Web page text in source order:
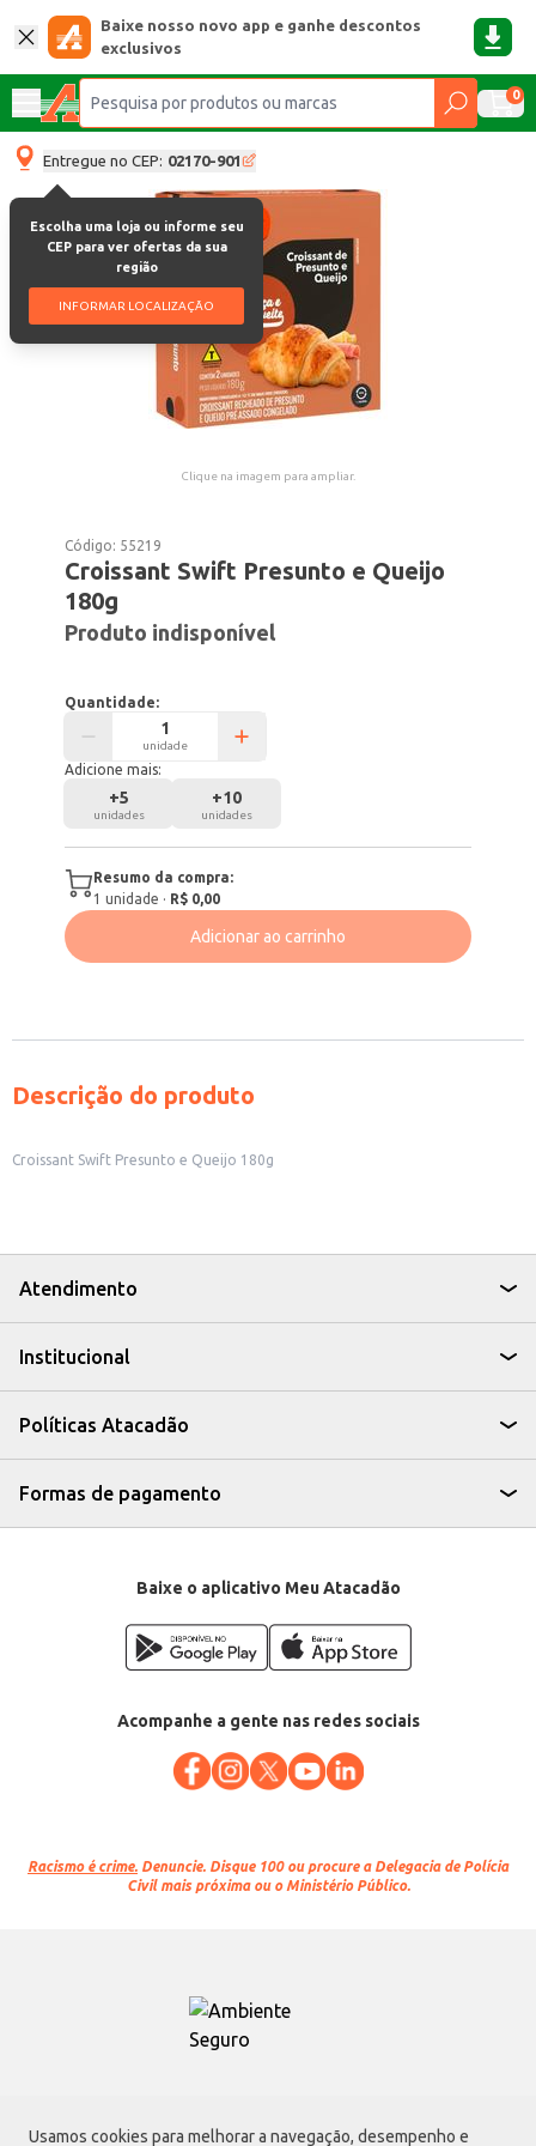
Usamos cookies para melhorar a navegação, desempenho e
Baixe nosso novo app e ganhe descontos
exclusivos
0
Entregue no CEP: 02170-901
Escolha uma loja ou informe seu
CEP para ver ofertas da sua
região
INFORMAR LOCALIZAÇÃO
Clique na imagem para ampliar.
Código: 55219
Croissant Swift Presunto e Queijo
180g
Produto indisponível
Quantidade:
unidade
Adicione mais:
+5
unidades
+10
unidades
Resumo da compra:
1 unidade · R$ 0,00
Adicionar ao carrinho
Descrição do produto
Croissant Swift Presunto e Queijo 180g
Atendimento
Institucional
Políticas Atacadão
Formas de pagamento
Baixe o aplicativo Meu Atacadão
Acompanhe a gente nas redes sociais
Racismo é crime. Denuncie. Disque 100 ou procure a Delegacia de Polícia
Civil mais próxima ou o Ministério Público.
Atacadão S.A.